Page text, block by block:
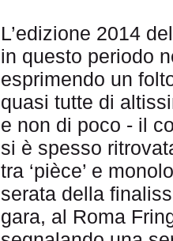
L’edizione 2014
in questo periodo
esprimendo un
quasi tutte di
e non di poco - il
si è spesso
tra ‘pièce’ e
serata della
gara, al Roma